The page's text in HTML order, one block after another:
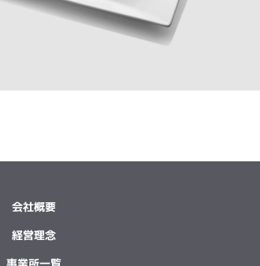
会社概要
経営理念
事業所一覧